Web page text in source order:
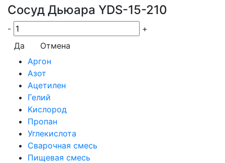
Сосуд Дьюара YDS-15-210
-
+
Да
Отмена
Аргон
Азот
Ацетилен
Гелий
Кислород
Пропан
Углекислота
Сварочная смесь
Пищевая смесь